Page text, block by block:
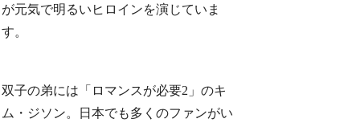
が元気で明るいヒロインを演じていま
す。
双子の弟には「ロマンスが必要2」のキ
ム・ジソン。日本でも多くのファンがい